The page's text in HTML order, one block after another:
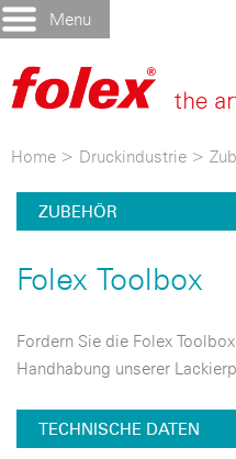
Menu
Home > Druckindustrie >
ZUBEHÖR
Folex Toolbox
Fordern Sie die Folex
Handhabung unserer
TECHNISCHE DATEN